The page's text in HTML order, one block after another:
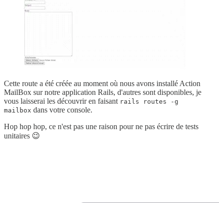
Cette route a été créée au moment où nous avons installé Action
MailBox sur notre application Rails, d'autres sont disponibles, je
vous laisserai les découvrir en faisant rails routes -g
mailbox dans votre console.
Hop hop hop, ce n'est pas une raison pour ne pas écrire de tests
unitaires 😉